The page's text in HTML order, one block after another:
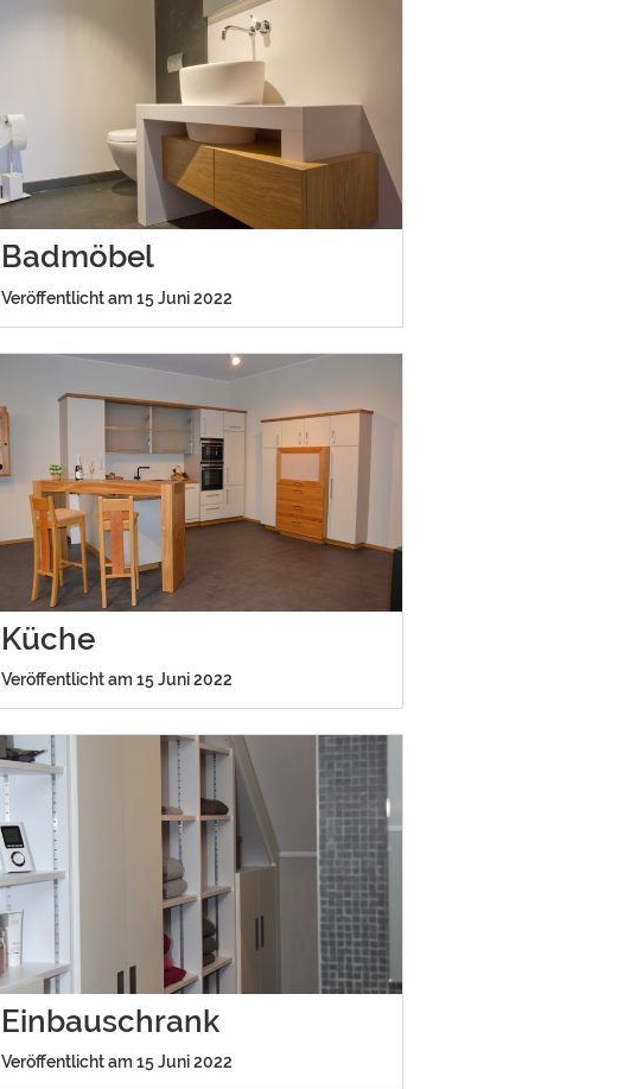
Badmöbel
Veröffentlicht am 15 Juni 2022
Küche
Veröffentlicht am 15 Juni 2022
Einbauschrank
Veröffentlicht am 15 Juni 2022